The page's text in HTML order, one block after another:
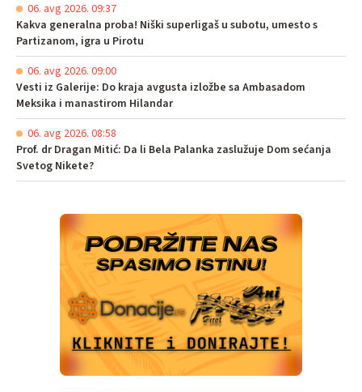
06. avg 2026. 09:37
Kakva generalna proba! Niški superligaš u subotu, umesto s
Partizanom, igra u Pirotu
06. avg 2026. 09:00
Vesti iz Galerije: Do kraja avgusta izložbe sa Ambasadom
Meksika i manastirom Hilandar
06. avg 2026. 08:58
Prof. dr Dragan Mitić: Da li Bela Palanka zaslužuje Dom sećanja
Svetog Nikete?